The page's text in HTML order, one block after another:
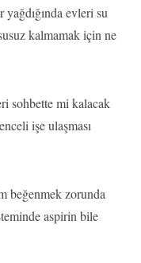
evleri su
kalmamak için ne
sohbette mi kalacak
işe ulaşması
beğenmek zorunda
aspirin bile